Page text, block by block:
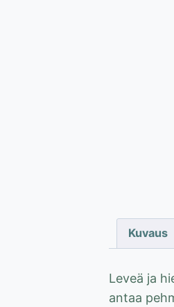
Kuvaus
Leveä ja
antaa